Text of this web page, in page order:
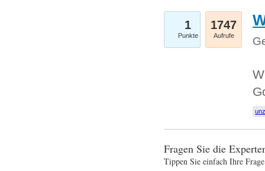
1
Punkte
1747
Aufrufe
Fragen Sie die
Tippen Sie einfach Ihre